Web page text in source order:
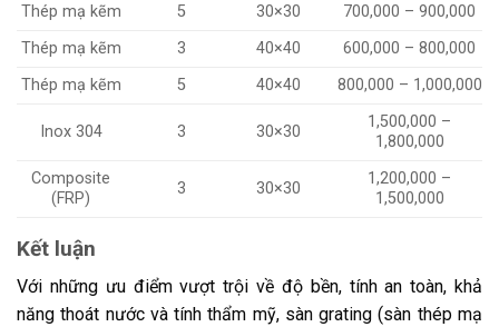
Thép mạ kẽm
5 30×30
700,000 – 900,000
Thép mạ kẽm
3 40×40
600,000 – 800,000
Thép mạ kẽm
5 40×40 800,000 – 1,000,000
Inox 304 3 30×30
1,500,000 –
1,800,000
Composite
(FRP)
3 30×30
1,200,000 –
1,500,000
Kết luận
Với những ưu điểm vượt trội về độ bền, tính an toàn, khả
năng thoát nước và tính thẩm mỹ, sàn grating (sàn thép mạ